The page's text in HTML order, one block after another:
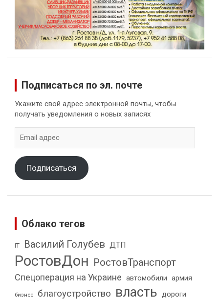
Подписаться по эл. почте
Укажите свой адрес электронной почты, чтобы
получать уведомления о новых записях
адрес
Подписаться
Облако тегов
IT Василий Голубев ДТП
РостовДон РостовТранспорт
Спецоперация на Украине автомобили армия
бизнес благоустройство власть дороги